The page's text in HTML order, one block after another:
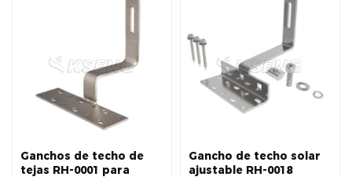
puede usar de manera
fotovoltaicos.
o techos de tejas curvas
(teja española, S).
Ganchos de techo de
tejas RH-0001 para
Gancho de techo solar
ajustable RH-0018